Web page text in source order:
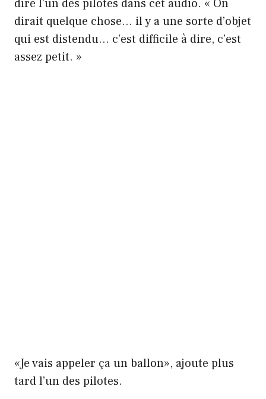
dire l’un des pilotes dans cet audio. « On
dirait quelque chose… il y a une sorte d’objet
qui est distendu… c’est difficile à dire, c’est
assez petit. »
«Je vais appeler ça un ballon», ajoute plus
tard l’un des pilotes.